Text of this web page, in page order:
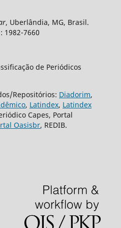
, Uberlândia, MG, Brasil.
1982-7660
de Periódicos
Repositórios: Diadorim,
, Latindex, Latindex
Capes, Portal
Oasisbr, REDIB.